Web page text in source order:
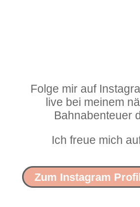
Folge mir auf
live bei meinem
Bahnabenteuer
Ich freue mich
Zum Instagram